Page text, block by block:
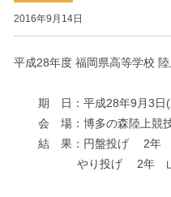
2016年9月14日
平成28年度 福岡県高等学校
期 日：平成28年9月3日(
会 場：博多の森陸上競
結 果：円盤投げ 2
やり投げ 2年 山